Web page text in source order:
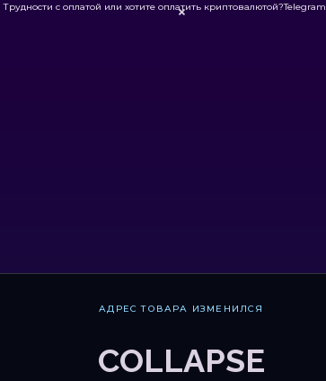
Трудности с оплатой или хотите оплатить криптовалютой?Telegram

АДРЕС ТОВАРА ИЗМЕНИЛСЯ
COLLAPSE